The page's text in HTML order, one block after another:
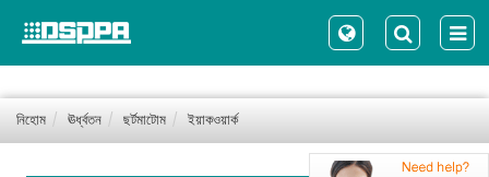
নিহোম ঊর্ধ্বতন ছর্টমাটোম ইয়াকওয়ার্ক